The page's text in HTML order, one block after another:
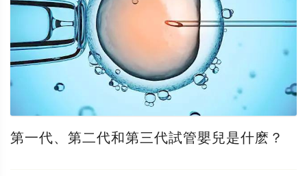
第一代、第二代和第三代試管嬰兒是什麽？